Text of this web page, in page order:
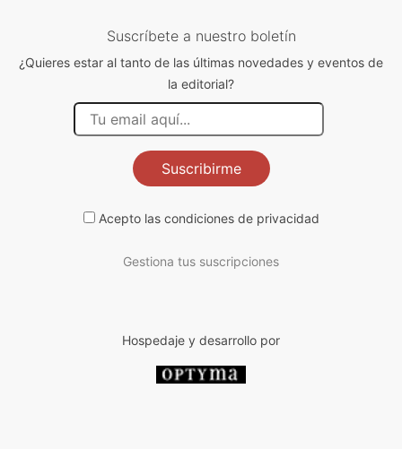
Suscríbete a nuestro boletín
¿Quieres estar al tanto de las últimas novedades y eventos de
la editorial?
Suscribirme
Acepto las condiciones de privacidad
Gestiona tus suscripciones
Hospedaje y desarrollo por